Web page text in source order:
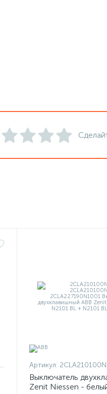
Артикул: 2CLA210100N1101 +
Выключатель
Zenit Niessen -